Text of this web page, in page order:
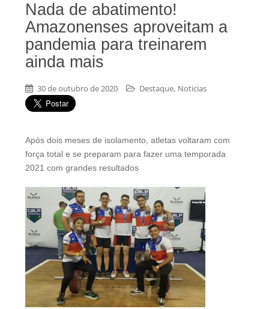
Nada de abatimento!
Amazonenses aproveitam a
pandemia para treinarem
ainda mais
30 de outubro de 2020 Destaque, Noticias
Após dois meses de isolamento, atletas voltaram com
força total e se preparam para fazer uma temporada
2021 com grandes resultados